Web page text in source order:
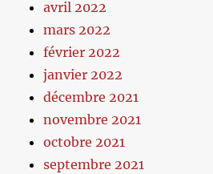
avril 2022
mars 2022
février 2022
janvier 2022
décembre 2021
novembre 2021
octobre 2021
septembre 2021